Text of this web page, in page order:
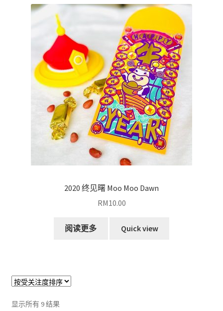
2020 终见曙 Moo Moo Dawn
RM10.00
阅读更多 Quick view
显示所有 9 结果按